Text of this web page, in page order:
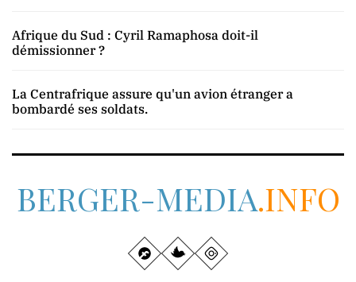
Afrique du Sud : Cyril Ramaphosa doit-il
démissionner ?
La Centrafrique assure qu'un avion étranger a
bombardé ses soldats.
BERGER-MEDIA.INFO